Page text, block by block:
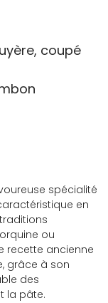
spécialité
en
ou
recette ancienne
grâce à son
des
la pâte.
coupé